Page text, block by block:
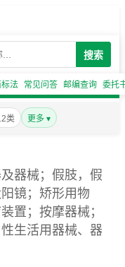
搜索
标法 常见问答 邮编查询 委托
类 更多 ▾
器械；假肢，假
镜；矫形用物
置；按摩器械；
生活用器械、器